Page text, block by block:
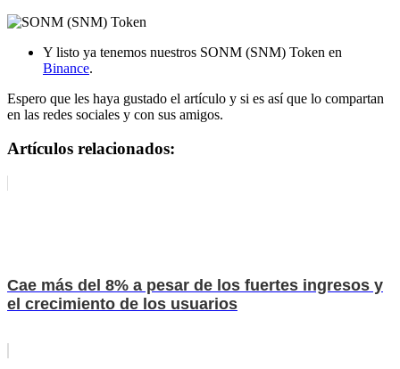
Y listo ya tenemos nuestros SONM (SNM) Token en
Binance.
Espero que les haya gustado el artículo y si es así que lo compartan
en las redes sociales y con sus amigos.
Artículos relacionados:
Cae más del 8% a pesar de los fuertes ingresos y
el crecimiento de los usuarios